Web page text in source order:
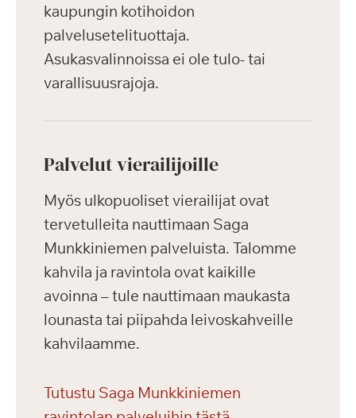
kaupungin kotihoidon
palvelusetelituottaja.
Asukasvalinnoissa ei ole tulo- tai
varallisuusrajoja.
Palvelut vierailijoille
Myös ulkopuoliset vierailijat ovat
tervetulleita nauttimaan Saga
Munkkiniemen palveluista. Talomme
kahvila ja ravintola ovat kaikille
avoinna – tule nauttimaan maukasta
lounasta tai piipahda leivoskahveille
kahvilaamme.
Tutustu Saga Munkkiniemen